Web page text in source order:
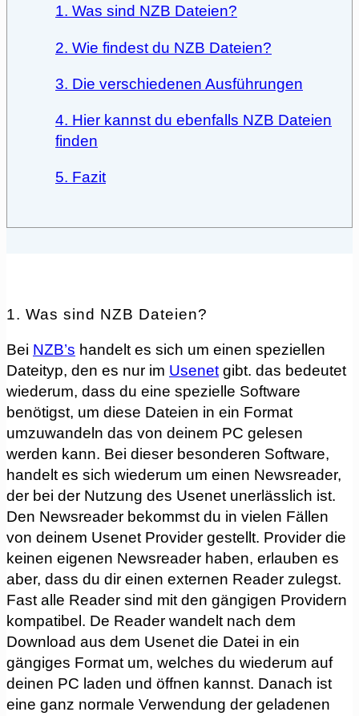
1. Was sind NZB Dateien?
2. Wie findest du NZB Dateien?
3. Die verschiedenen Ausführungen
4. Hier kannst du ebenfalls NZB Dateien
finden
5. Fazit
1. Was sind NZB Dateien?
Bei NZB’s handelt es sich um einen speziellen
Dateityp, den es nur im Usenetgibt. das bedeutet
wiederum, dass du eine spezielle Software
benötigst, um diese Dateien in ein Format
umzuwandeln das von deinem PC gelesen
werden kann. Bei dieser besonderen Software,
handelt es sich wiederum um einen Newsreader,
der bei der Nutzung des Usenet unerlässlich ist.
Den Newsreader bekommst du in vielen Fällen
von deinem Usenet Provider gestellt. Provider die
keinen eigenen Newsreader haben, erlauben es
aber, dass du dir einen externen Reader zulegst.
Fast alle Reader sind mit den gängigen Providern
kompatibel. De Reader wandelt nach dem
Download aus dem Usenet die Datei in ein
gängiges Format um, welches du wiederum auf
deinen PC laden und öffnen kannst. Danach ist
eine ganz normale Verwendung der geladenen